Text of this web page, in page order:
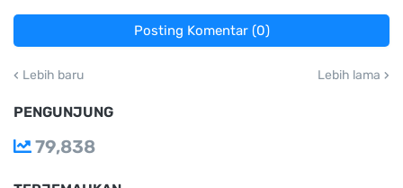
Posting Komentar (0)
Lebih baru Lebih lama
PENGUNJUNG
79,838